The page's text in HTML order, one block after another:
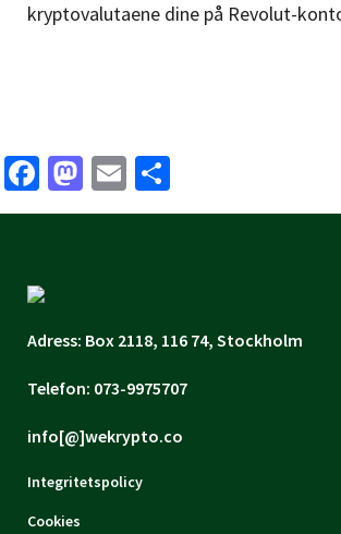
kryptovalutaene dine på Revolut-
Facebook
Mastodon
Email
Adress: Box 2118, 116 74, Stockholm
Telefon: 073-9975707
info[@]wekrypto.co
Integritetspolicy
Cookies